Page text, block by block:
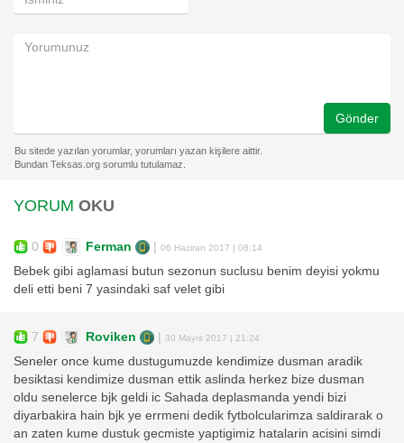
Gönder
YORUM OKU
0 Ferman 06 Haziran 2017 | 08:14
Bebek gibi aglamasi butun sezonun suclusu benim deyisi yokmu
deli etti beni 7 yasindaki saf velet gibi
7 Roviken 30 Mayıs 2017 | 21:24
Seneler once kume dustugumuzde kendimize dusman aradik
besiktasi kendimize dusman ettik aslinda herkez bize dusman
oldu senelerce bjk geldi ic Sahada deplasmanda yendi bizi
diyarbakira hain bjk ye errmeni dedik fytbolcularimza saldirarak o
an zaten kume dustuk gecmiste yaptigimiz hatalarin acisini simdi